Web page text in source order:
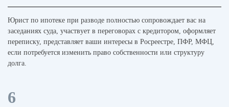
Юрист по ипотеке при разводе полностью сопровождает вас на
заседаниях суда, участвует в переговорах с кредитором, оформляет
переписку, представляет ваши интересы в Росреестре, ПФР, МФЦ,
если потребуется изменить право собственности или структуру
долга.
6